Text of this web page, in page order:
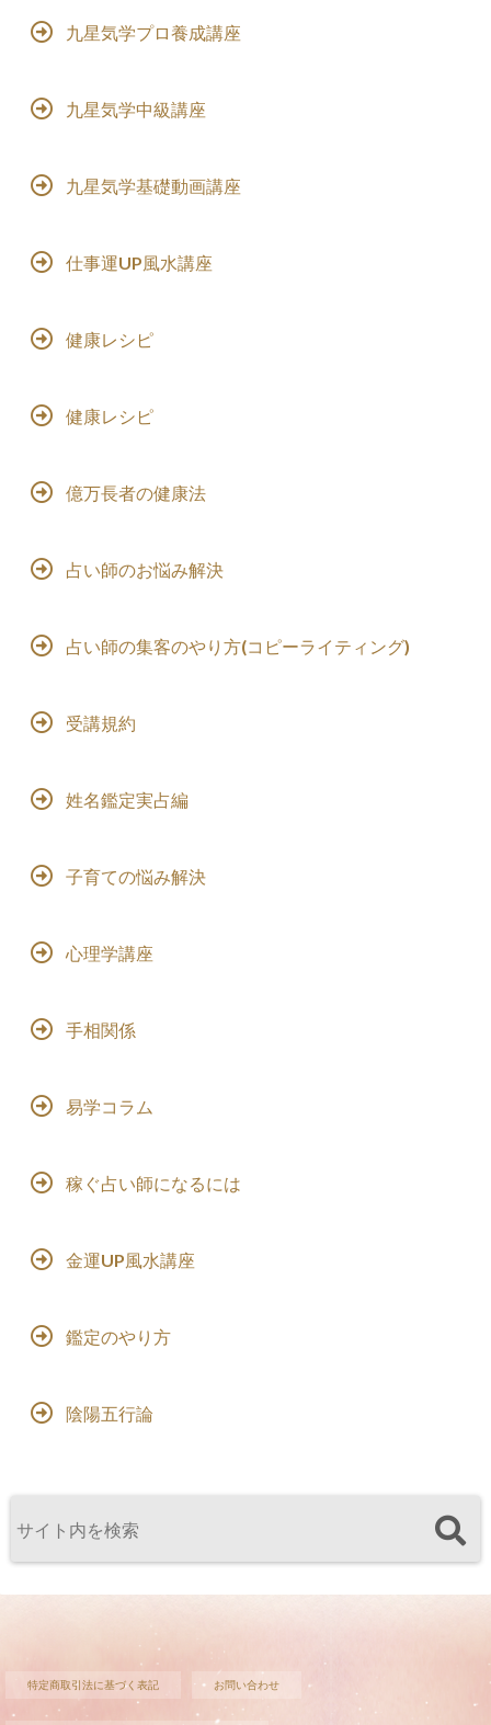
九星気学プロ養成講座
九星気学中級講座
九星気学基礎動画講座
仕事運UP風水講座
健康レシピ
健康レシピ
億万長者の健康法
占い師のお悩み解決
占い師の集客のやり方(コピーライティング)
受講規約
姓名鑑定実占編
子育ての悩み解決
心理学講座
手相関係
易学コラム
稼ぐ占い師になるには
金運UP風水講座
鑑定のやり方
陰陽五行論
特定商取引法に基づく表記 お問い合わせ